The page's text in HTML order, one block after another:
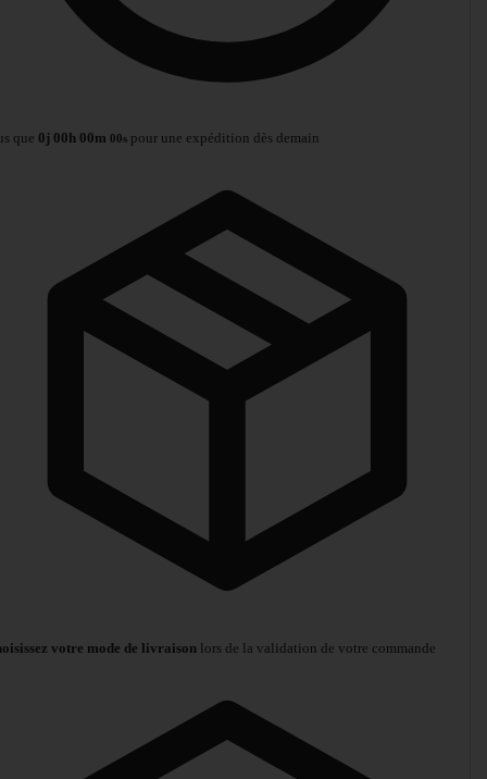
que 0j 00h 00m 00s pour une expédition dès demain
votre mode de livraison lors de la validation de votre commande